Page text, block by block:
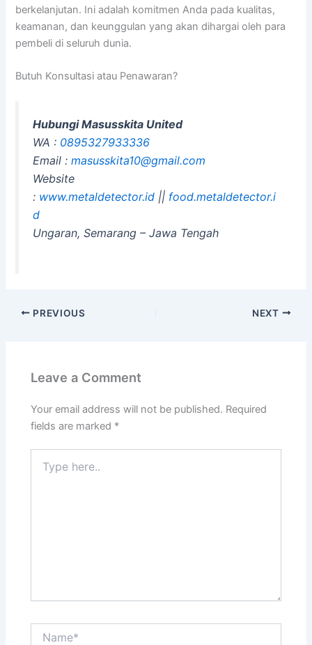
berkelanjutan. Ini adalah komitmen Anda pada kualitas,
keamanan, dan keunggulan yang akan dihargai oleh para
pembeli di seluruh dunia.
Butuh Konsultasi atau Penawaran?
Hubungi Masusskita United
WA : 0895327933336
Email :masusskita10@gmail.com
Website
: www.metaldetector.id || food.metaldetector.i
d
Ungaran, Semarang – Jawa Tengah
PREVIOUS NEXT
Leave a Comment
Your email address will not be published. Required
fields are marked *
here..